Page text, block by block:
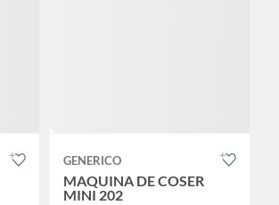
GENERICO
MAQUINA DE COSER
MINI 202